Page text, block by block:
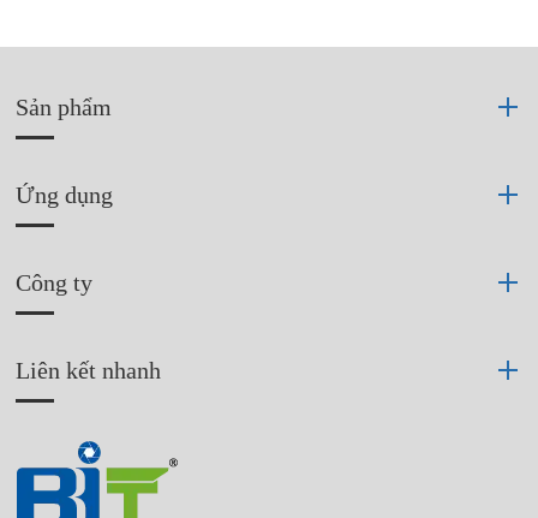
Sản phẩm
Ứng dụng
Công ty
Liên kết nhanh